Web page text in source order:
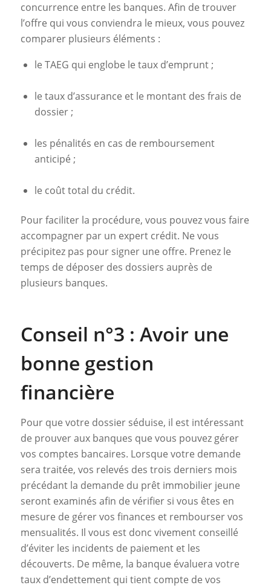
concurrence entre les banques. Afin de trouver
l’offre qui vous conviendra le mieux, vous pouvez
comparer plusieurs éléments :
le TAEG qui englobe le taux d’emprunt ;
le taux d’assurance et le montant des frais de
dossier ;
les pénalités en cas de remboursement
anticipé ;
le coût total du crédit.
Pour faciliter la procédure, vous pouvez vous faire
accompagner par un expert crédit. Ne vous
précipitez pas pour signer une offre. Prenez le
temps de déposer des dossiers auprès de
plusieurs banques.
Conseil n°3 : Avoir une
bonne gestion
financière
Pour que votre dossier séduise, il est intéressant
de prouver aux banques que vous pouvez gérer
vos comptes bancaires. Lorsque votre demande
sera traitée, vos relevés des trois derniers mois
précédant la demande du prêt immobilier jeune
seront examinés afin de vérifier si vous êtes en
mesure de gérer vos finances et rembourser vos
mensualités. Il vous est donc vivement conseillé
d’éviter les incidents de paiement et les
découverts. De même, la banque évaluera votre
taux d’endettement qui tient compte de vos